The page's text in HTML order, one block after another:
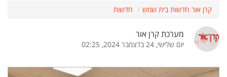
קרן אור חדשות בית שמש חדשות
מערכת קרן אור
יום שלישי, 24 בדצמבר 2024, 02:25